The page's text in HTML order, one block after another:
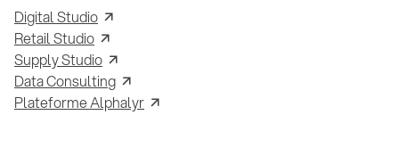
Digital Studio
Retail Studio
Supply Studio
Data Consulting
Plateforme Alphalyr